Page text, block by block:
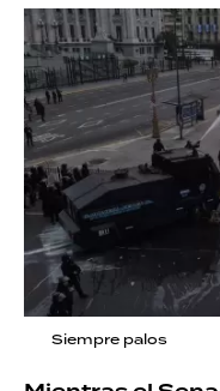
Siempre palos